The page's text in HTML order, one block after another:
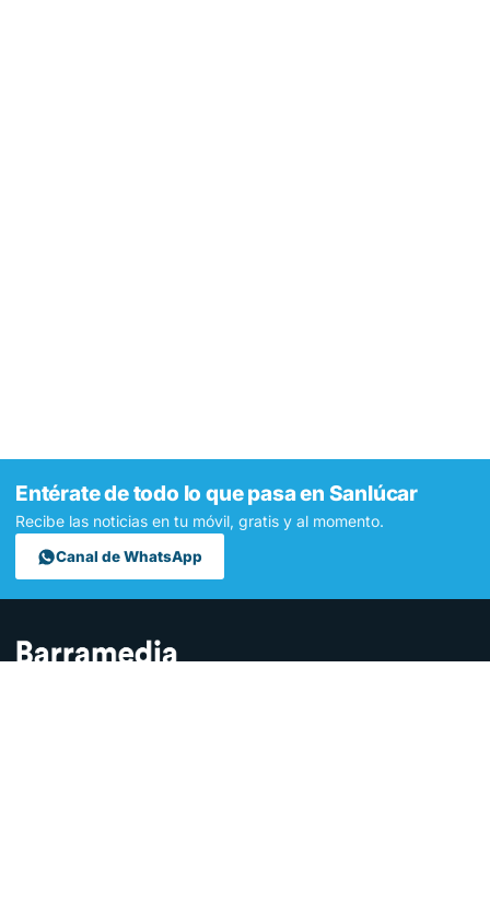
Entérate de todo lo que pasa en Sanlúcar
Recibe las noticias en tu móvil, gratis y al momento.
Canal de WhatsApp